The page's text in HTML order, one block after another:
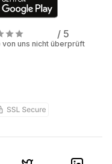
/ 5
uns nicht überprüft